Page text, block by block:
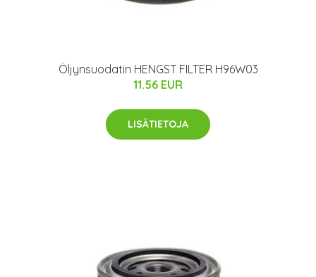
Öljynsuodatin HENGST FILTER H96W03
11.56 EUR
LISÄTIETOJA